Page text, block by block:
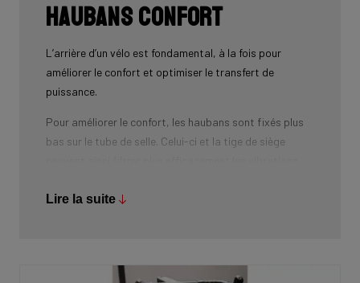
Haubans confort
L’arrière d’un vélo est fondamental, à la fois pour
améliorer le confort et optimiser le transfert de
puissance.
Pour améliorer le confort, les haubans sont fixés plus
bas sur le tube de selle. Celui-ci et la tige de siège
verticale plus importante. Le vélo plus donc plus
large sur l’axe horizontal pour gagner de la puissance.
Lire la suite